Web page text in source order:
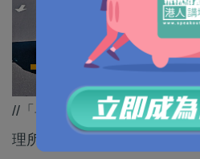
//「粵車南下」反應咁熱烈，
理所當然嘅事！//